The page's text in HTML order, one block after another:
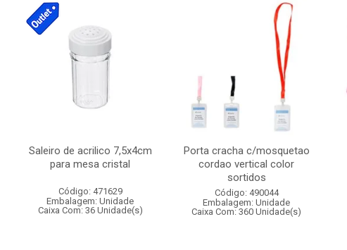
Saleiro de acrilico 7,5x4cm
para mesa cristal
Código: 471629
Embalagem: Unidade
Caixa Com: 36 Unidade(s)
Porta cracha c/mosquetao
cordao vertical color
sortidos
Código: 490044
Embalagem: Unidade
Caixa Com: 360 Unidade(s)